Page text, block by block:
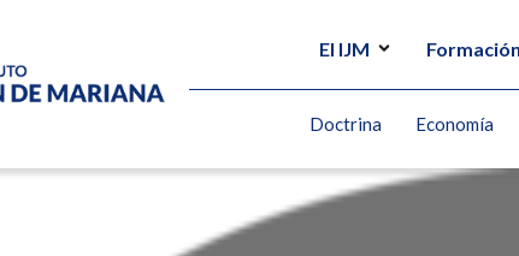
El IJM Formación
Doctrina Economía